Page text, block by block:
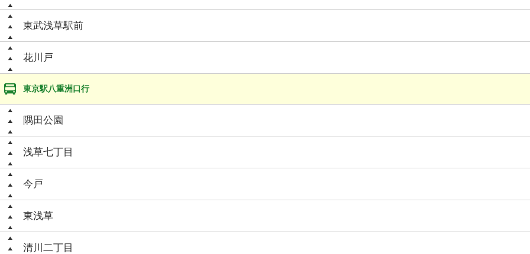
東武浅草駅前
花川戸
東京駅八重洲口行
隅田公園
浅草七丁目
今戸
東浅草
清川二丁目